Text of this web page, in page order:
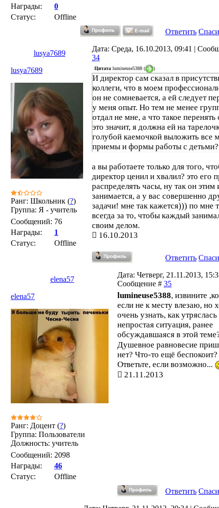
Награды:
0
Статус:
Offline
Ответить
lusya7689
Дата: Среда, 16.10.2013, 09:41 |
34
lusya7689
Ранг: Школьник (?)
Группа: Я - учитель
Сообщений: 76
Награды:
1
Статус:
Offline
Цитата lumineuse5388 ( )
И директор сам сказал в
коллеги, что в моем
он не сомневается, а ей следует
у меня опыт. Но тем не менее
отдал не мне, а что такое перенять
это значит, я должна ей на
голубой каемочкой выложить все
приемы и формы работы с детьми?
а вы работаете только для того,
директор ценил и хвалил? это его
распределять часы, ну так он этим
занимается, а у вас совершенно
задачи! мне так кажется))) по мне
всегда за то, чтобы каждый
своим делом.
16.10.2013
Ответить
elena57
Дата: Четверг, 21.11.2013,
Сообщение # 35
elena57
Ранг: Доцент (?)
Группа: Пользователи
Должность: учитель
Сообщений: 2098
Награды:
46
Статус:
Offline
lumineuse5388, извините
если не к месту влезаю, но
очень узнать, как
непростая ситуация, ранее
обсуждавшаяся в этой
Душевное равновесие
нет? Что-то ещё беспокоит?
Ответьте, если возможно...
21.11.2013
Ответить